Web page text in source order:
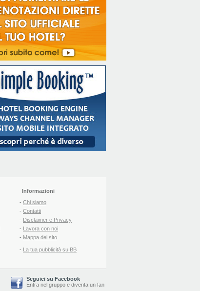
Informazioni
- Chi siamo
- Contatti
- Disclaimer e Privacy
- Lavora con noi
- Mappa del sito
- La tua pubblicità su BB
Seguici su Facebook
Entra nel gruppo e diventa un fan